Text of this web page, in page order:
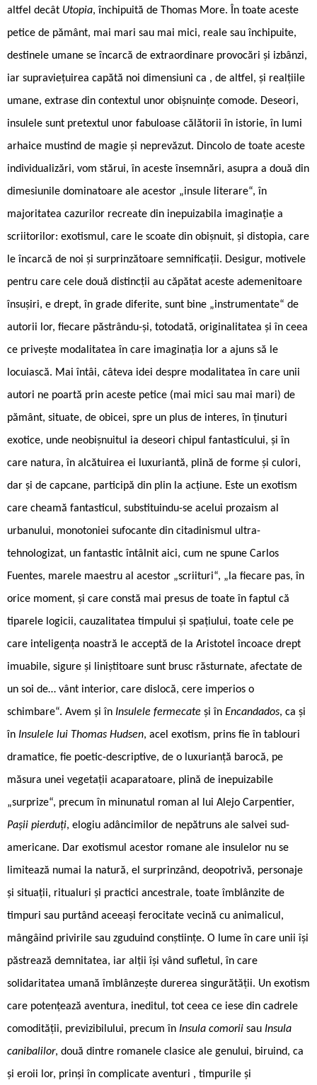
altfel decât Utopia, închipuită de Thomas More. În toate aceste
petice de pământ, mai mari sau mai mici, reale sau închipuite,
destinele umane se încarcă de extraordinare provocări și izbânzi,
iar supraviețuirea capătă noi dimensiuni ca , de altfel, și realțiile
umane, extrase din contextul unor obișnuințe comode. Deseori,
insulele sunt pretextul unor fabuloase călătorii în istorie, în lumi
arhaice mustind de magie și neprevăzut. Dincolo de toate aceste
individualizări, vom stărui, în aceste însemnări, asupra a două din
dimesiunile dominatoare ale acestor „insule literare“, în
majoritatea cazurilor recreate din inepuizabila imaginație a
scriitorilor: exotismul, care le scoate din obișnuit, și distopia, care
le încarcă de noi și surprinzătoare semnificații. Desigur, motivele
pentru care cele două distincții au căpătat aceste ademenitoare
însușiri, e drept, în grade diferite, sunt bine „instrumentate“ de
autorii lor, fiecare păstrându-și, totodată, originalitatea și în ceea
ce privește modalitatea în care imaginația lor a ajuns să le
locuiască. Mai întâi, câteva idei despre modalitatea în care unii
autori ne poartă prin aceste petice (mai mici sau mai mari) de
pământ, situate, de obicei, spre un plus de interes, în ținuturi
exotice, unde neobișnuitul ia deseori chipul fantasticului, și în
care natura, în alcătuirea ei luxuriantă, plină de forme și culori,
dar și de capcane, participă din plin la acțiune. Este un exotism
care cheamă fantasticul, substituindu-se acelui prozaism al
urbanului, monotoniei sufocante din citadinismul ultra-
tehnologizat, un fantastic întâlnit aici, cum ne spune Carlos
Fuentes, marele maestru al acestor „scriituri“, „la fiecare pas, în
orice moment, și care constă mai presus de toate în faptul că
tiparele logicii, cauzalitatea timpului și spațiului, toate cele pe
care inteligența noastră le acceptă de la Aristotel încoace drept
imuabile, sigure și liniștitoare sunt brusc răsturnate, afectate de
un soi de… vânt interior, care dislocă, cere imperios o
schimbare“. Avem și în Insulele fermecate și în Encandados, ca și
în Insulele lui Thomas Hudsen, acel exotism, prins fie în tablouri
dramatice, fie poetic-descriptive, de o luxurianță barocă, pe
măsura unei vegetații acaparatoare, plină de inepuizabile
„surprize“, precum în minunatul roman al lui Alejo Carpentier,
Pașii pierduți, elogiu adâncimilor de nepătruns ale salvei sud-
americane. Dar exotismul acestor romane ale insulelor nu se
limitează numai la natură, el surprinzând, deopotrivă, personaje
și situații, ritualuri și practici ancestrale, toate îmblânzite de
timpuri sau purtând aceeași ferocitate vecină cu animalicul,
mângâind privirile sau zguduind conștiințe. O lume în care unii își
păstrează demnitatea, iar alții își vând sufletul, în care
solidaritatea umană îmblânzește durerea singurătății. Un exotism
care potențează aventura, ineditul, tot ceea ce iese din cadrele
comodității, previzibilului, precum în Insula comorii sau Insula
canibalilor, două dintre romanele clasice ale genului, biruind, ca
și eroii lor, prinși în complicate aventuri , timpurile și